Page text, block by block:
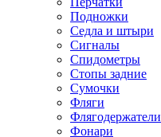
Подножки
Седла и штыри
Сигналы
Спидометры
Стопы задние
Сумочки
Фляги
Флягодержатели
Фонари